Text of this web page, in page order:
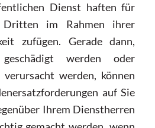
Dienst haften für
Dritten im Rahmen ihrer
zufügen. Gerade dann,
werden oder
verursacht werden, können
auf Sie
Ihrem Dienstherren